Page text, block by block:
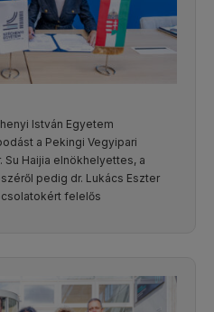
István Egyetem
a Pekingi Vegyipari
Su Haijia elnökhelyettes, a
pedig dr. Lukács Eszter
felelős